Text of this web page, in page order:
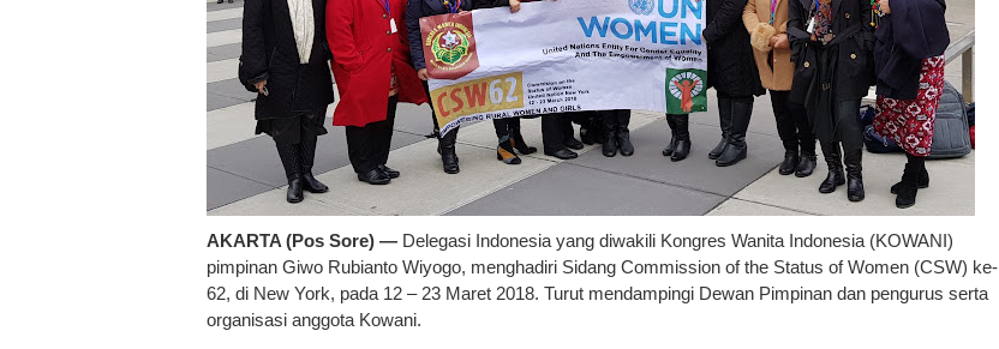
AKARTA (Pos Sore) — Delegasi Indonesia yang diwakili Kongres Wanita Indonesia (KOWANI)
pimpinan Giwo Rubianto Wiyogo, menghadiri Sidang Commission of the Status of Women (CSW) ke-
62, di New York, pada 12 – 23 Maret 2018. Turut mendampingi Dewan Pimpinan dan pengurus serta
organisasi anggota Kowani.